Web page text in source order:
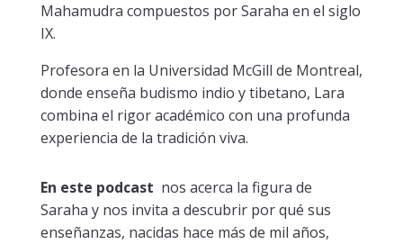
Mahamudra compuestos por Saraha en el siglo
IX.
Profesora en la Universidad McGill de Montreal,
donde enseña budismo indio y tibetano, Lara
combina el rigor académico con una profunda
experiencia de la tradición viva.
En este podcast nos acerca la figura de
Saraha y nos invita a descubrir por qué sus
enseñanzas, nacidas hace más de mil años,